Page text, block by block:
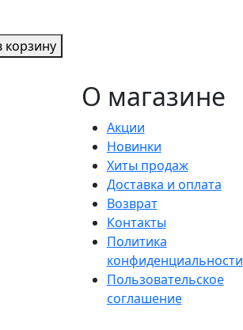
корзину
О магазине
Акции
Новинки
Хиты продаж
Доставка и оплата
Возврат
Контакты
Политика
конфиденциальности
Пользовательское
соглашение